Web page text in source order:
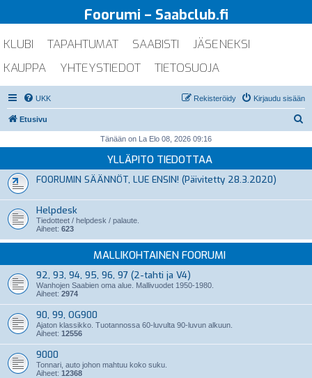
Foorumi – Saabclub.fi
KLUBI TAPAHTUMAT SAABISTI
JÄSENEKSI
KAUPPA
YHTEYSTIEDOT TIETOSUOJA
UKK Kirjaudu sisään
Rekisteröidy
Etusivu
i
Tänään on La Elo 08, 2026 09:16
YLLÄPITO TIEDOTTAA
FOORUMIN SÄÄNNÖT, LUE ENSIN! (Päivitetty 28.3.2020)
Helpdesk
Tiedotteet / helpdesk / palaute.
Aiheet: 623
MALLIKOHTAINEN FOORUMI
92, 93, 94, 95, 96, 97 (2-tahti ja V4)
Wanhojen Saabien oma alue. Mallivuodet 1950-1980.
Aiheet: 2974
90, 99, OG900
Ajaton klassikko. Tuotannossa 60-luvulta 90-luvun alkuun.
Aiheet: 12556
9000
Tonnari, auto johon mahtuu koko suku.
Aiheet: 12368